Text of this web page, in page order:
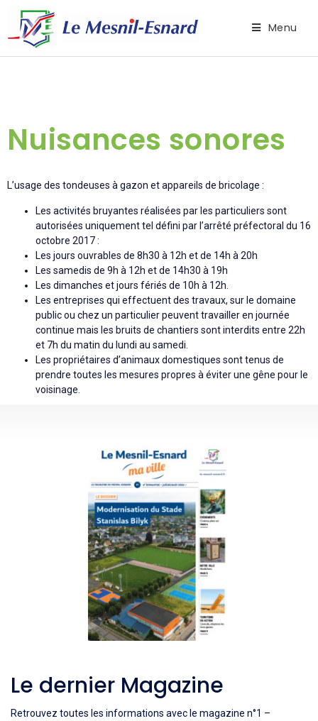
Menu
Nuisances sonores
L’usage des tondeuses à gazon et appareils de bricolage :
Les activités bruyantes réalisées par les particuliers sont
autorisées uniquement tel défini par l’arrêté préfectoral du 16
octobre 2017 :
Les jours ouvrables de 8h30 à 12h et de 14h à 20h
Les samedis de 9h à 12h et de 14h30 à 19h
Les dimanches et jours fériés de 10h à 12h.
Les entreprises qui effectuent des travaux, sur le domaine
public ou chez un particulier peuvent travailler en journée
continue mais les bruits de chantiers sont interdits entre 22h
et 7h du matin du lundi au samedi.
Les propriétaires d’animaux domestiques sont tenus de
prendre toutes les mesures propres à éviter une gêne pour le
voisinage.
Le dernier Magazine
Retrouvez toutes les informations avec le magazine n°1 –